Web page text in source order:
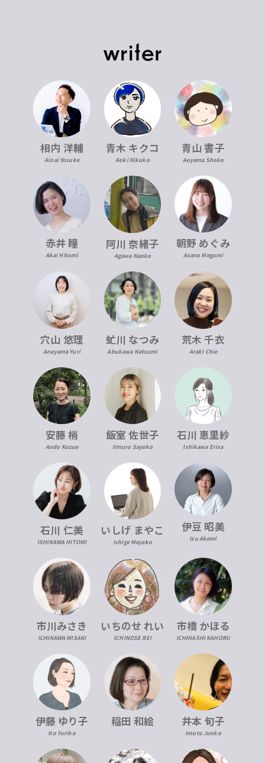
相内 洋輔
Ainai Yosuke
青木 キクコ
Aoki Kikuko
青山 書子
Aoyama Shoko
赤井 瞳
Akai Hitomi
阿川 奈緒子
Agawa Naoko
朝野 めぐみ
Asano Megumi
穴山 悠理
Anayama Yuri
虻川 なつみ
Abukawa Natsumi
荒木 千衣
Araki Chie
安藤 梢
Ando Kozue
飯室 佐世子
Iimuro Sayoko
石川 恵里紗
Ishikawa Erisa
石川 仁美
ISHIKAWA HITOMI
いしげ まやこ
Ishige Mayako
伊豆 昭美
Izu Akemi
市川みさき
ICHIKAWA MISAKI
いちのせ れい
ICHINOSE REI
市橋 かほる
ICHIHASHI KAHORU
伊藤 ゆり子
Ito Yuriko
稲田 和絵 井本 旬子
Imoto Junko